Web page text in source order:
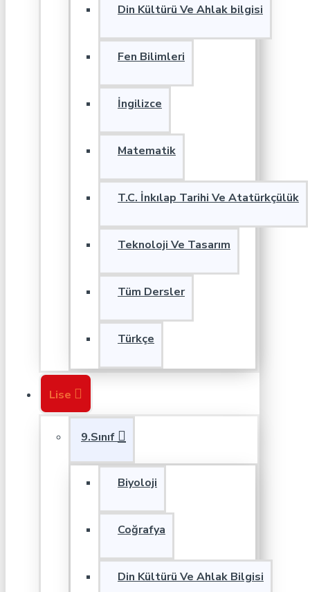
Din Kültürü Ve Ahlak bilgisi
Fen Bilimleri
İngilizce
Matematik
T.C. İnkılap Tarihi Ve Atatürkçülük
Teknoloji Ve Tasarım
Tüm Dersler
Türkçe
Lise
9.Sınıf
Biyoloji
Coğrafya
Din Kültürü Ve Ahlak Bilgisi